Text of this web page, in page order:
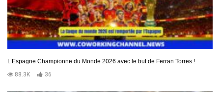
L’Espagne Championne du Monde 2026 avec le but de Ferran Torres !
88.3K
36